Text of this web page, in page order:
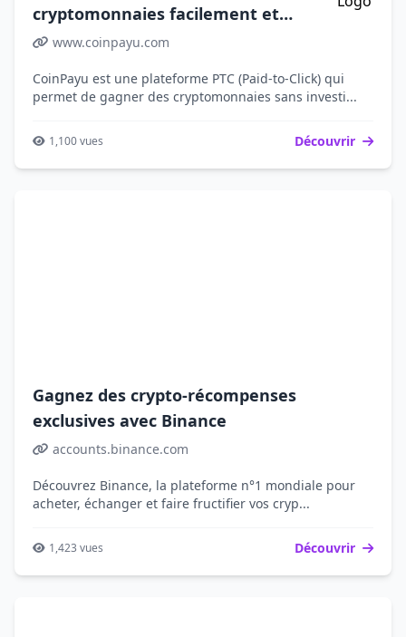
cryptomonnaies facilement et
gratuitement
www.coinpayu.com
CoinPayu est une plateforme PTC (Paid-to-Click) qui
permet de gagner des cryptomonnaies sans investi...
1,100 vues Découvrir
Gagnez des crypto-récompenses
exclusives avec Binance
accounts.binance.com
Découvrez Binance, la plateforme n°1 mondiale pour
acheter, échanger et faire fructifier vos cryp...
1,423 vues Découvrir